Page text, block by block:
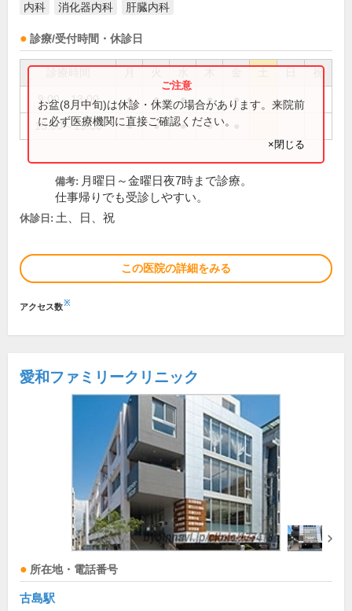
内科 消化器内科 肝臓内科
診療/受付時間・休診日
祝
9:00～13:00 ● ● ● ● ●
15:00～19:00 ● ● ● ●
お盆(8月中旬)は休診・休業の場合があります。来院前
に必ず医療機関に直接ご確認ください。
×閉じる
備考: 月曜日～金曜日夜7時まで診療。
仕事帰りでも受診しやすい。
休診日: 土、日、祝
この医院の詳細をみる
アクセス数※
愛和ファミリークリニック
所在地・電話番号
古島駅